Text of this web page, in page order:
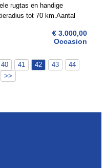
rugtas en handige
tot 70 km.Aantal
vering voor- ...
€ 3.000,00
Occasion
40 41 42 43
44
>>